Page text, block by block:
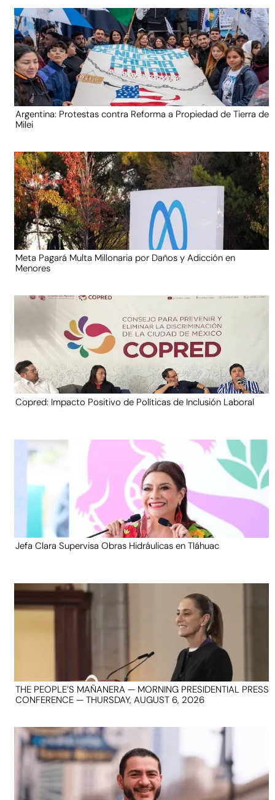
Argentina: Protestas contra Reforma a Propiedad de Tierra de
Milei
Meta Pagará Multa Millonaria por Daños y Adicción en
Menores
Copred: Impacto Positivo de Políticas de Inclusión Laboral
Jefa Clara Supervisa Obras Hidráulicas en Tláhuac
THE PEOPLE’S MAÑANERA — MORNING PRESIDENTIAL PRESS
CONFERENCE — THURSDAY, AUGUST 6, 2026